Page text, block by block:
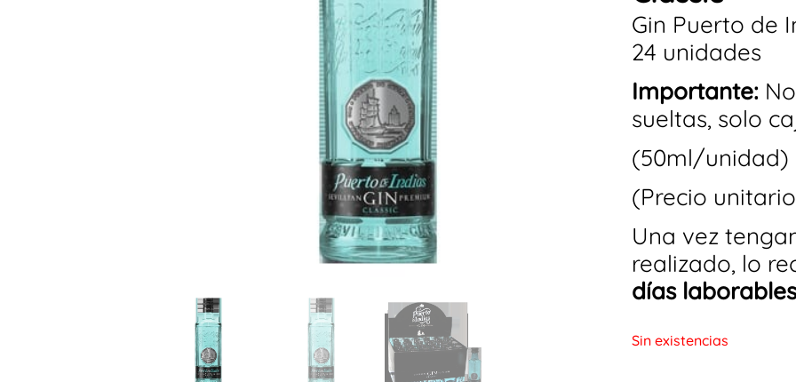
Gin Puerto de
24 unidades
Importante:
sueltas, solo
(50ml/unidad)
(Precio
Una vez
realizado, lo
días
Sin existencias